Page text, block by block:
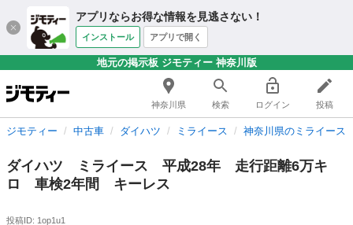
アプリならお得な情報を見逃さない！
インストール アプリで開く
地元の掲示板 ジモティー 神奈川版
神奈川県 検索 ログイン 投稿
ジモティー 中古車 ダイハツ ミライース 神奈川県のミライース
ダイハツ ミライース 平成28年 走行距離6万キ
ロ 車検2年間 キーレス
投稿ID: 1op1u1